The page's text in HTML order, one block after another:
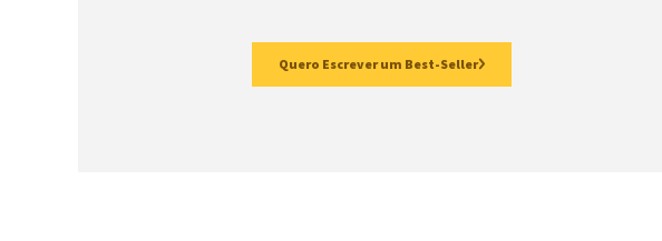
Quero Escrever um Best-Seller